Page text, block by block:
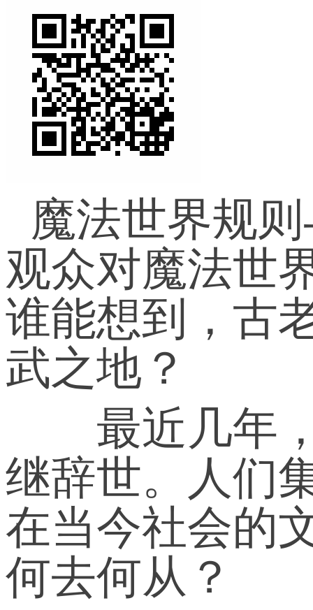
魔法世界规
观众对魔法世
谁能想到，古
武之地？
最近几年，
继辞世。人们
在当今社会的
何去何从？